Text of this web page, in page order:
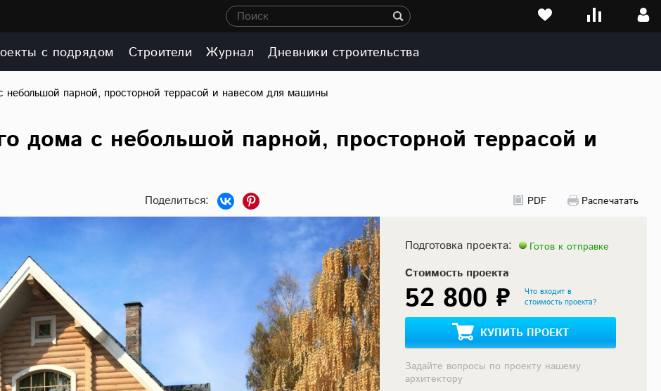
Поиск
с подрядом Строители Журнал Дневники строительства
небольшой парной, просторной террасой и навесом для машины
дома с небольшой парной, просторной террасой и
PDF
Распечатать
Подготовка проекта: Готов к отправке
Стоимость проекта
52 800 ₽
Что входит в
стоимость проекта?
КУПИТЬ ПРОЕКТ
Задайте вопросы по проекту нашему
архитектору